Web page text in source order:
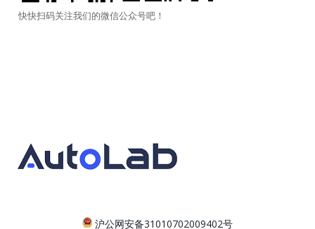
快快扫码关注我们的微信公众号吧！
沪公网安备31010702009402号